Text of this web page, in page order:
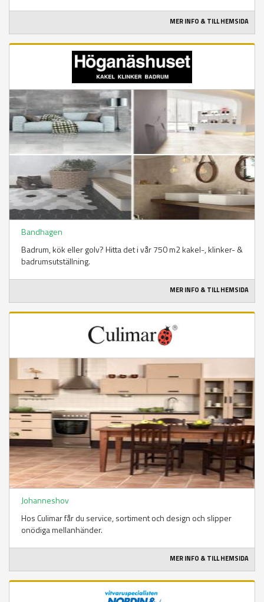
MER INFO & TILL HEMSIDA
Bandhagen
Badrum, kök eller golv? Hitta det i vår 750 m2 kakel-, klinker- &
badrumsutställning.
MER INFO & TILL HEMSIDA
Johanneshov
Hos Culimar får du service, sortiment och design och slipper
onödiga mellanhänder.
MER INFO & TILL HEMSIDA